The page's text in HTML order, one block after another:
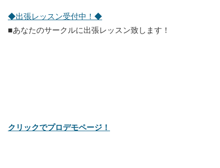
◆出張レッスン受付中！◆
■あなたのサークルに出張レッスン致します！
クリックでプロデモページ！